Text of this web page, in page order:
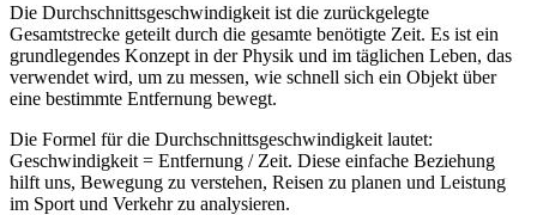
Die Durchschnittsgeschwindigkeit ist die zurückgelegte
Gesamtstrecke geteilt durch die gesamte benötigte Zeit. Es ist ein
grundlegendes Konzept in der Physik und im täglichen Leben, das
verwendet wird, um zu messen, wie schnell sich ein Objekt über
eine bestimmte Entfernung bewegt.
Die Formel für die Durchschnittsgeschwindigkeit lautet:
Geschwindigkeit = Entfernung / Zeit. Diese einfache Beziehung
hilft uns, Bewegung zu verstehen, Reisen zu planen und Leistung
im Sport und Verkehr zu analysieren.